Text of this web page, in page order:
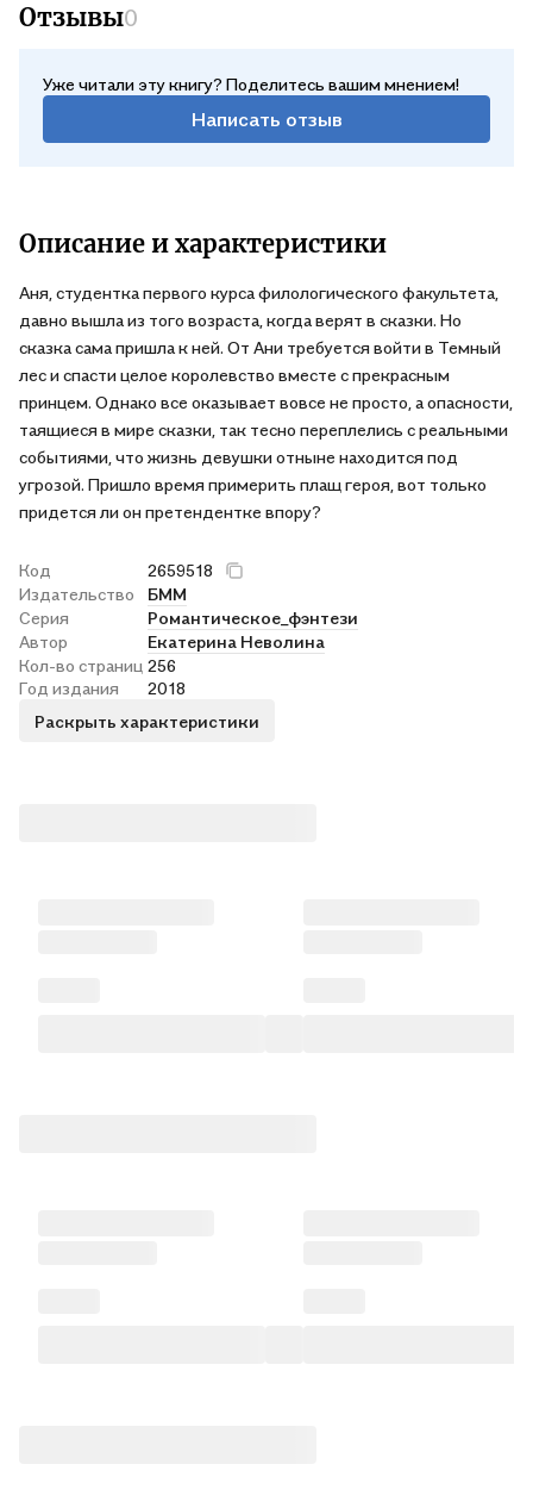
Отзывы0
Уже читали эту книгу? Поделитесь вашим мнением!
Написать отзыв
Описание и характеристики
Аня, студентка первого курса филологического факультета,
давно вышла из того возраста, когда верят в сказки. Но
сказка сама пришла к ней. От Ани требуется войти в Темный
лес и спасти целое королевство вместе с прекрасным
принцем. Однако все оказывает вовсе не просто, а опасности,
таящиеся в мире сказки, так тесно переплелись с реальными
событиями, что жизнь девушки отныне находится под
угрозой. Пришло время примерить плащ героя, вот только
придется ли он претендентке впору?
Код
2659518
Издательство
БММ
Серия
Романтическое_фэнтези
Автор
Екатерина Неволина
Кол-во страниц 256
Год издания
2018
Раскрыть характеристики